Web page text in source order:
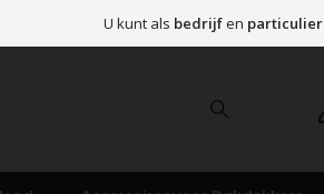
U kunt als bedrijfen particulier